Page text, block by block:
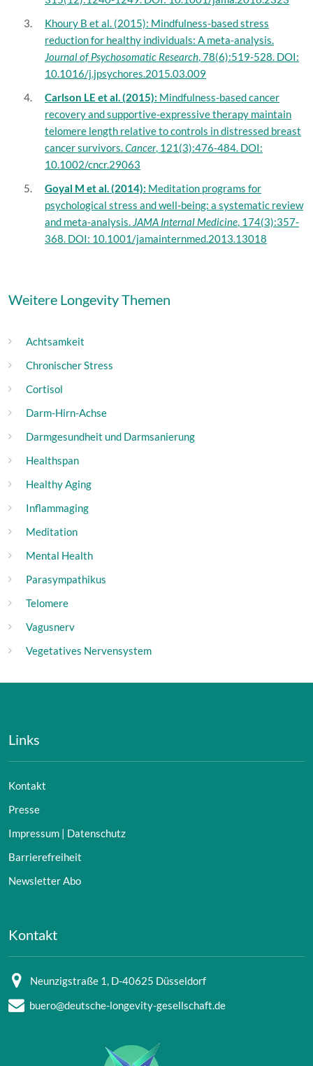
Khoury B et al. (2015): Mindfulness-based stress
reduction for healthy individuals: A meta-analysis.
Journal of Psychosomatic Research, 78(6):519-528. DOI:
10.1016/j.jpsychores.2015.03.009
Carlson LE et al. (2015): Mindfulness-based cancer
recovery and supportive-expressive therapy maintain
telomere length relative to controls in distressed breast
cancer survivors.Cancer, 121(3):476-484. DOI:
10.1002/cncr.29063
Goyal M et al. (2014): Meditation programs for
psychological stress and well-being: a systematic review
and meta-analysis. JAMA Internal Medicine, 174(3):357-
368. DOI: 10.1001/jamainternmed.2013.13018
Weitere Longevity Themen
Achtsamkeit
Chronischer Stress
Cortisol
Darm-Hirn-Achse
Darmgesundheit und Darmsanierung
Healthspan
Healthy Aging
Inflammaging
Meditation
Mental Health
Parasympathikus
Telomere
Vagusnerv
Vegetatives Nervensystem
Links
Kontakt
Presse
Impressum | Datenschutz
Barrierefreiheit
Newsletter Abo
Kontakt
Neunzigstraße 1, D-40625 Düsseldorf
buero@deutsche-longevity-gesellschaft.de